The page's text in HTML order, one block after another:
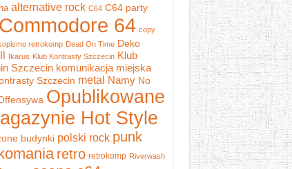
alternative rock C64 C64 party
Commodore 64 copy
retrokomp Dead On Time Deko
Ikarus Klub Kontrasty Szczecin Klub
Szczecin komunikacja miejska
Szczecin metal Namy No
Opublikowane
Hot Style
budynki polski rock punk
retro retrokomp Riverwash